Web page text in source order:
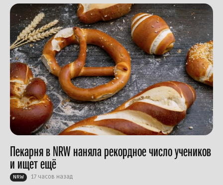
Пекарня в NRW наняла рекордное число учеников
и ищет ещё
NRW 17 часов назад